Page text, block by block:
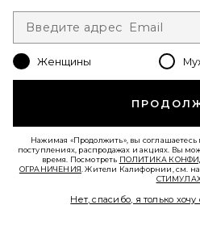
Женщины
Нажимая «Продолжить», вы
поступлениях, распродажах и акциях. Вы
время. Посмотреть ПОЛИТИКА
ОГРАНИЧЕНИЯ . Жители Калифорнии, см.
Нет, спасибо, я только